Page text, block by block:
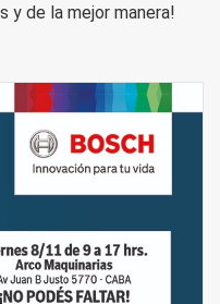
y de la mejor manera!